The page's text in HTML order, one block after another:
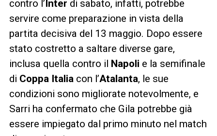
contro l’Inter di sabato, infatti, potrebbe
servire come preparazione in vista della
partita decisiva del 13 maggio. Dopo essere
stato costretto a saltare diverse gare,
inclusa quella contro il Napoli e la semifinale
di Coppa Italia con l’Atalanta, le sue
condizioni sono migliorate notevolmente, e
Sarri ha confermato che Gila potrebbe già
essere impiegato dal primo minuto nel match